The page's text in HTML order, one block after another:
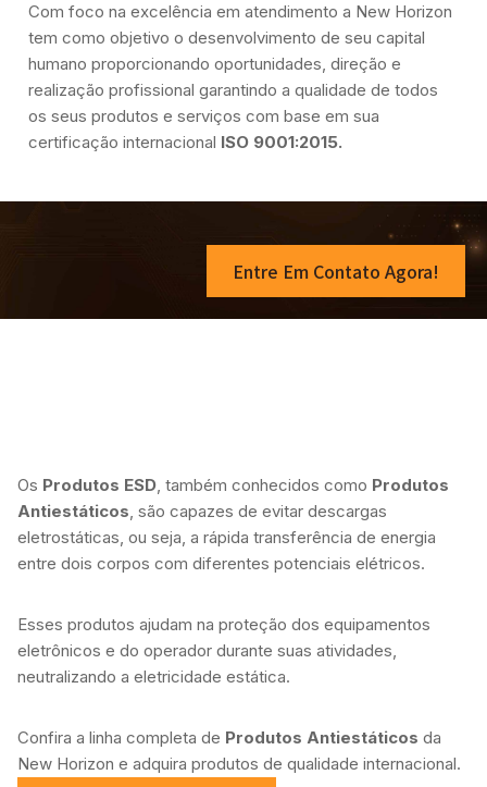
Com foco na excelência em atendimento a New Horizon
tem como objetivo o desenvolvimento de seu capital
humano proporcionando oportunidades, direção e
realização profissional garantindo a qualidade de todos
os seus produtos e serviços com base em sua
certificação internacional ISO 9001:2015.
Entre Em Contato Agora!
Os Produtos ESD, também conhecidos como Produtos
Antiestáticos, são capazes de evitar descargas
eletrostáticas, ou seja, a rápida transferência de energia
entre dois corpos com diferentes potenciais elétricos.
Esses produtos ajudam na proteção dos equipamentos
eletrônicos e do operador durante suas atividades,
neutralizando a eletricidade estática.
Confira a linha completa de Produtos Antiestáticos da
New Horizon e adquira produtos de qualidade internacional.